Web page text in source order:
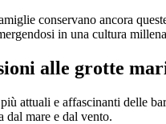
conservano ancora
in una cultura
alle grotte
attuali e affascinanti delle
dal mare e dal vento.